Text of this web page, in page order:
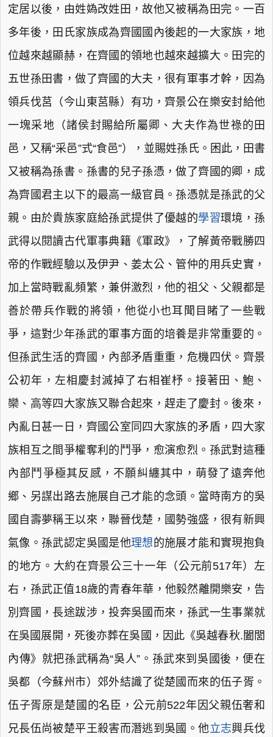
定居以後，由姓媯改姓田，故他又被稱為田完。一百
多年後，田氏家族成為齊國國內後起的一大家族，地
位越來越顯赫，在齊國的領地也越來越擴大。田完的
五世孫田書，做了齊國的大夫，很有軍事才幹，因為
領兵伐莒（今山東莒縣）有功，齊景公在樂安封給他
一塊采地（諸侯封賜給所屬卿、大夫作為世祿的田
邑，又稱“采邑”式“食邑”），並賜姓孫氏。困此，田書
又被稱為孫書。孫書的兒子孫憑，做了齊國的卿，成
為齊國君主以下的最高一級官員。孫憑就是孫武的父
親。由於貴族家庭給孫武提供了優越的學習環境，孫
武得以閱讀古代軍事典籍《軍政》，了解黃帝戰勝四
帝的作戰經驗以及伊尹、姜太公、管仲的用兵史實，
加上當時戰亂頻繁，兼併激烈，他的祖父、父親都是
善於帶兵作戰的將領，他從小也耳聞目睹了一些戰
爭，這對少年孫武的軍事方面的培養是非常重要的。
但孫武生活的齊國，內部矛盾重重，危機四伏。齊景
公初年，左相慶封滅掉了右相崔杼。接著田、鮑、
欒、高等四大家族又聯合起來，趕走了慶封。後來，
內亂日甚一日，齊國公室同四大家族的矛盾，四大家
族相互之間爭權奪利的鬥爭，愈演愈烈。孫武對這種
內部鬥爭極其反感，不願糾纏其中，萌發了遠奔他
鄉、另謀出路去施展自己才能的念頭。當時南方的吳
國自壽夢稱王以來，聯晉伐楚，國勢強盛，很有新興
氣像。孫武認定吳國是他理想 的施展才能和實現抱負
的地方。大約在齊景公三十一年（公元前517年）左
右，孫武正值18歲的青春年華，他毅然離開樂安，告
別齊國，長途跋涉，投奔吳國而來，孫武一生事業就
在吳國展開，死後亦葬在吳國，因此《吳越春秋.闔閭
內傳》就把孫武稱為“吳人”。孫武來到吳國後，便在
吳都（今蘇州市）郊外結識了從楚國而來的伍子胥。
伍子胥原是楚國的名臣，公元前522年因父親伍奢和
兄長伍尚被楚平王殺害而潛逃到吳國。他立志興兵伐